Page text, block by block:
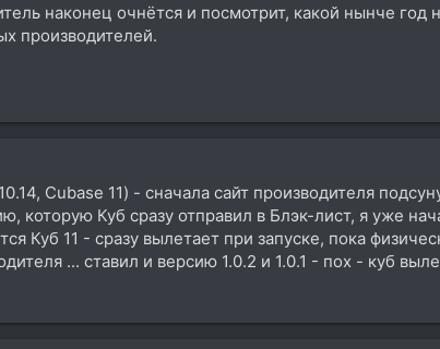
наконец очнётся и посмотрит, какой нынче
производителей.
Cubase 11) - сначала сайт производителя
которую Куб сразу отправил в Блэк-лист, я уже
Куб 11 - сразу вылетает при запуске, пока
... ставил и версию 1.0.2 и 1.0.1 - пох - куб